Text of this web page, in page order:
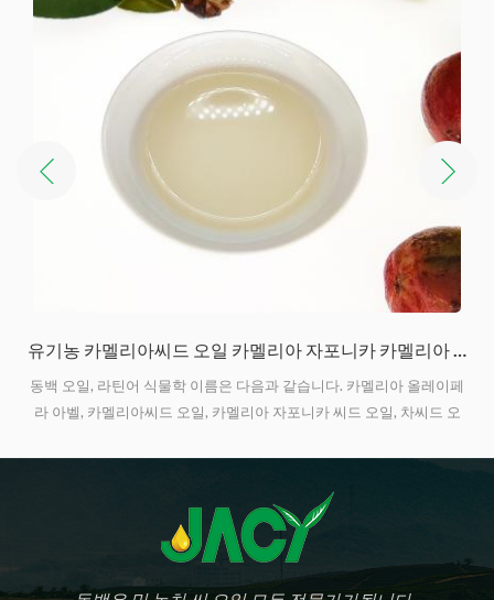
동백 오일, 라틴어 식물학 이름은 다음과 같습니다. 카멜리아 올레이페
라 아벨, 카멜리아씨드 오일, 카멜리아자포니카씨드 오일, 차씨드 오일,
로 칭찬받았습니다. 올레산, 리놀레산, 차폴리페놀, VE, 스쿠알렌 등 다
양한 항산화제 함량이 가장 풍부합니다. . 카멜리아 오일은 요리, 화장
품, 의학, 산업용 등 다양한 용도로 사용됩니다.